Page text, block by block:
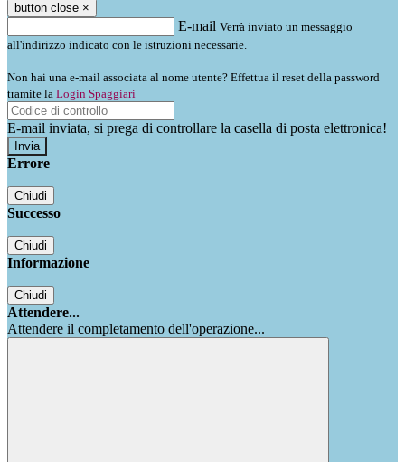
button close ×
E-mail Verrà inviato un messaggio
all'indirizzo indicato con le istruzioni necessarie.
Non hai una e-mail associata al nome utente? Effettua il reset della password
tramite la Login Spaggiari
E-mail inviata, si prega di controllare la casella di posta elettronica!
Errore
Chiudi
Successo
Chiudi
Informazione
Chiudi
Attendere...
Attendere il completamento dell'operazione...